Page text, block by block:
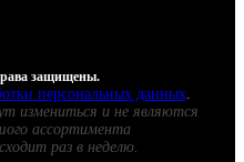
защищены.
персональных данных.
измениться и не являются
ассортимента
раз в неделю.